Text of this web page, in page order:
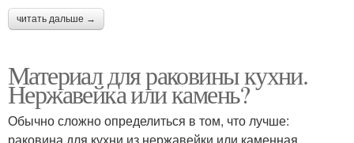
читать дальше →
Материал для раковины кухни.
Нержавейка или камень?
Обычно сложно определиться в том, что лучше:
раковина для кухни из нержавейки или каменная.